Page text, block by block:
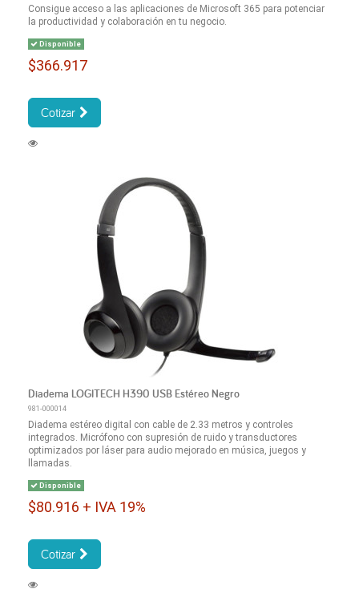
Consigue acceso a las aplicaciones de Microsoft 365 para potenciar
la productividad y colaboración en tu negocio.
Disponible
$366.917
Cotizar
Diadema LOGITECH H390 USB Estéreo Negro
981-000014
Diadema estéreo digital con cable de 2.33 metros y controles
integrados. Micrófono con supresión de ruido y transductores
optimizados por láser para audio mejorado en música, juegos y
llamadas.
Disponible
$80.916 + IVA 19%
Cotizar